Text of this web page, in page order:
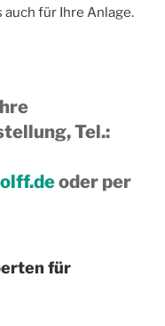
für Ihre Anlage.
Tel.:
oder per
für